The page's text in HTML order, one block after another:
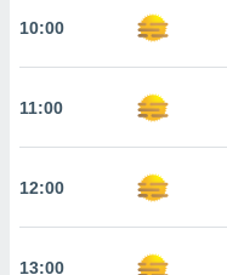
de que
el sitio
para
o
10:00
11:00
12:00
13:00